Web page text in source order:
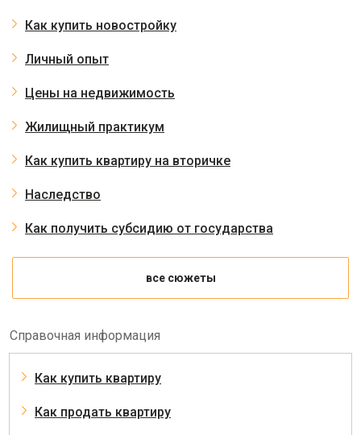
Как купить новостройку
Личный опыт
Цены на недвижимость
Жилищный практикум
Как купить квартиру на вторичке
Наследство
Как получить субсидию от государства
все сюжеты
Справочная информация
Как купить квартиру
Как продать квартиру